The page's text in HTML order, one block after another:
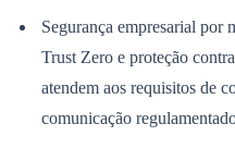
Segurança empresarial por
Trust Zero e proteção
atendem aos requisitos de
comunicação